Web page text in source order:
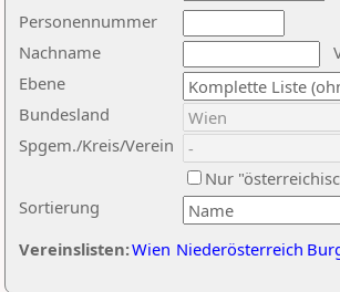
Nachname
Ebene
Sortierung
Personennummer
Bundesland
Spgem./Kreis/Verein
Nur
Vereinslisten:Wien Niederösterreich